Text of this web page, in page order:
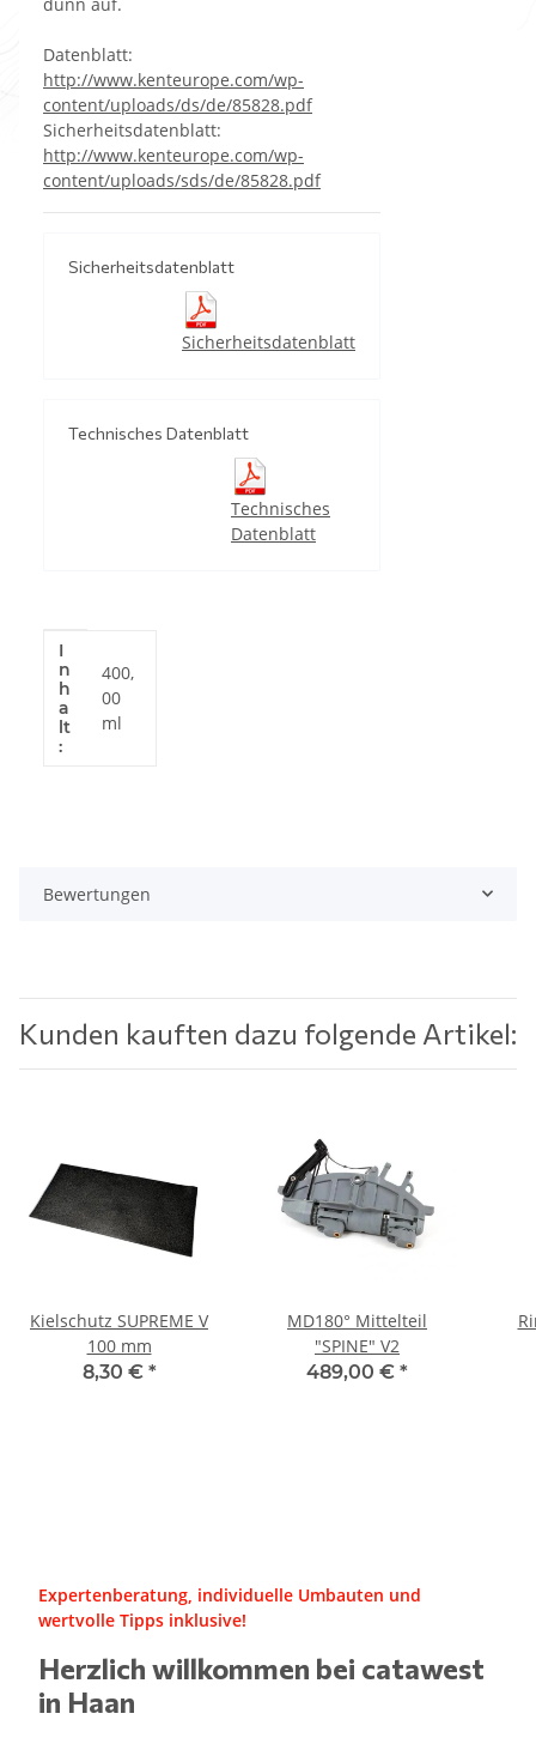
Datenblatt:
http://www.kenteurope.com/wp-
content/uploads/ds/de/85828.pdf
Sicherheitsdatenblatt:
http://www.kenteurope.com/wp-
content/uploads/sds/de/85828.pdf
Sicherheitsdatenblatt
Sicherheitsdatenblatt
Technisches Datenblatt
Technisches
Datenblatt
Produkteigenschaft
Wert
I
n
h
a
lt
:
400,
00
ml
Bewertungen
Kunden kauften dazu folgende Artikel:
Kielschutz SUPREME V
100 mm
8,30 € *
MD180° Mittelteil
"SPINE" V2
489,00 € *
Expertenberatung, individuelle Umbauten und
wertvolle Tipps inklusive!
Herzlich willkommen bei catawest
in Haan